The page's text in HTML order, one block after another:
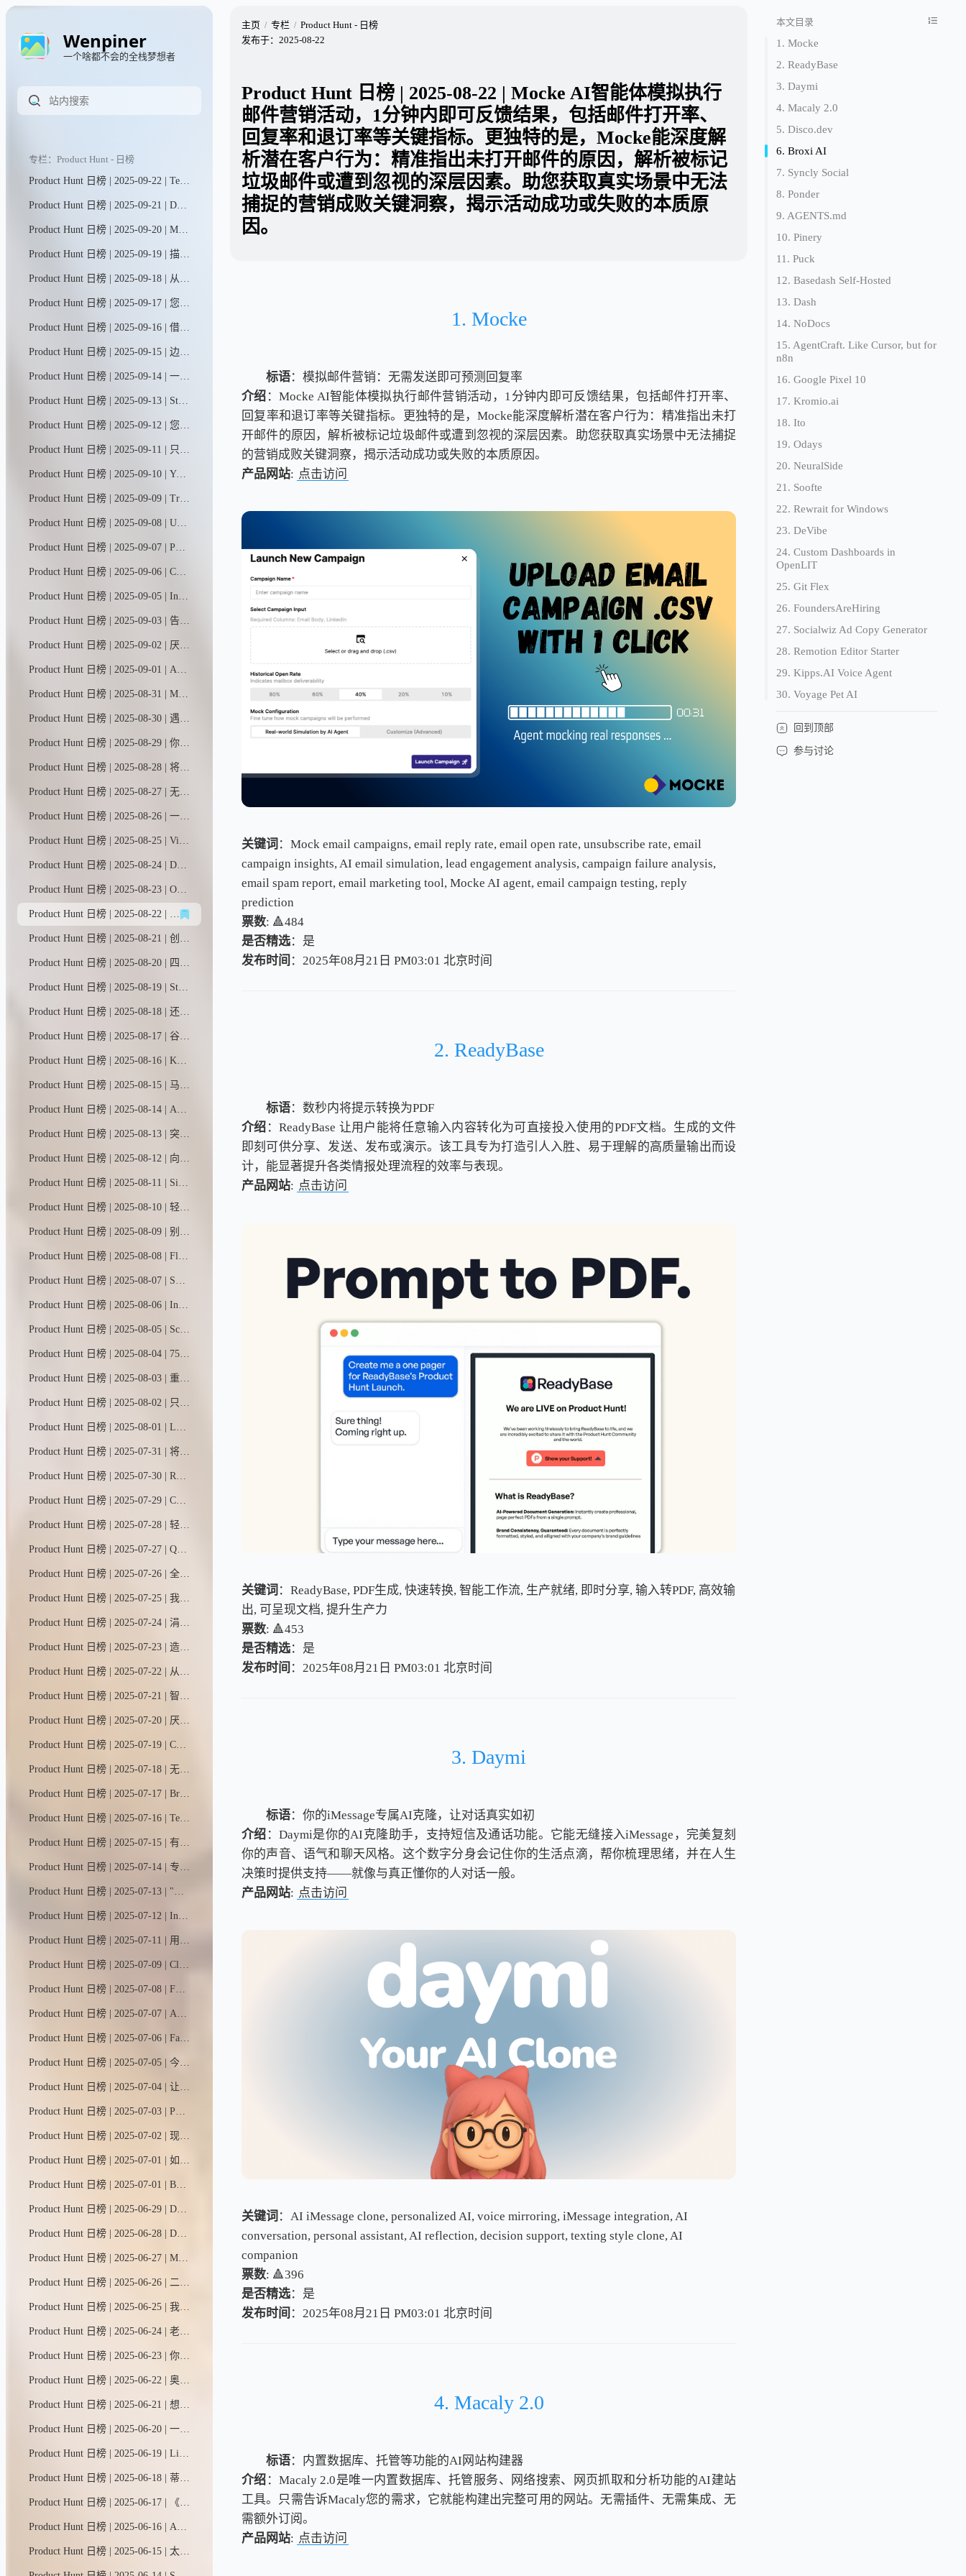
Wenpiner
一个啥都不会的全栈梦想者
专栏：Product Hunt - 日榜
Product Hunt 日榜 | 2025-09-22 | Teable让您的数据即刻转化为行动。无论是客户信息、发票记录，还是批量营销图文生成，所有数据处理工作都变得前所未有的简单高效。
Product Hunt 日榜 | 2025-09-21 | Dart现已将AI聊天与智能代理融合，打造出独具一格的项目管理工具。只需与AI对话，即可轻松完成项目 brainstorming、规划与进度追踪。您还能部署专业化甚至定制化的智能代理，让它们高效执行任何已规划的工作任务。
Product Hunt 日榜 | 2025-09-20 | MagicLight助您轻松将任意脚本转化为电影级故事视频——仅需几分钟。无论是制作YouTube内容、儿童故事、广告还是品牌宣传片，MagicLight作为智能故事视频助手，让叙事创作变得毫不费力。
Product Hunt 日榜 | 2025-09-19 | 描述您的活动，即刻获得精美的报名页面、邀请函等更多内容。通过直观的编辑工具调整细节，AI将为您完成繁重工作。特别适合渴望举办专业活动却不愿在各种工具间来回切换的个人与团队。
Product Hunt 日榜 | 2025-09-18 | 从网站实时抓取真实数据并导入Univers（我们的电子表格引擎，在GitHub上已获得27.5k星标！）。在这里，您可以提问、通过交互式表格和图表进行可视化分析，还能进行数据切片、多维筛选及导出——所有操作一站式完成。
Product Hunt 日榜 | 2025-09-17 | 您的Next Store专为渴望打造并运营现代化、高性能在线商店的创业者、品牌主及代理商而生。它摆脱了Shopify等平台繁冗的插件束缚与功能限制，为追求极致速度与高度适应性的您量身定制。
Product Hunt 日榜 | 2025-09-16 | 借助Blocks，任何人都能在几分钟内构建智能工作应用和AI智能体。它们不仅能管理工作流程，更能切实推进任务完成。我们的AI构建助手Ella将自然语言转化为应用与智能体，将应用构建与智能体开发双平台合二为一，打造出功能强大的统一工作平台。
Product Hunt 日榜 | 2025-09-15 | 边做边说；Guidde将你的点击与口述转化为精炼的分步指南，并配以AI语音，无需脚本，无需重录。
Product Hunt 日榜 | 2025-09-14 | 一个展示设备端机器学习和生成式人工智能应用案例的画廊，让人们能够在本地试用和使用模型。
Product Hunt 日榜 | 2025-09-13 | Stash MCP服务器让Cursor、Claude和Copilot等AI助手能够直接访问团队的实时工作内容（代码、文档、任务），无需反复提示即可解决问题。只需说"请处理我分配的编号为…的任务"——一句话就够了。
Product Hunt 日榜 | 2025-09-12 | 您的核心代码、云及运行时安全平台。借助AI自动修复与自动分诊功能，智能修补漏洞。误报率降低85%。安全是每个人的责任。让安全防护自动完成，使开发者回归创造本身。
Product Hunt 日榜 | 2025-09-11 | 只需几分钟即可创建并上线新店铺，在AI智能团队的全程支持下轻松启航——从店铺搭建、设计到正式运营，您的专属AI助手将提供全方位支持。我们负责营销自动化与活动策划，让您专注核心销售业务。
Product Hunt 日榜 | 2025-09-10 | YouMind助您轻松开启创作之旅，从捕捉灵感到打磨文章、播客、视频等作品。通过YouMind，每个人都能将好奇心转化为精彩创作。
Product Hunt 日榜 | 2025-09-09 | Tripo是一款生成式AI模型，可将文本或图像转化为可直接投入生产的3D素材。基于数百亿参数构建的Tripo 3.0版本，能够生成更锐利的几何结构、更整洁的拓扑布局和更丰富的纹理细节，最终呈现更高质量的3D成果。
Product Hunt 日榜 | 2025-09-08 | Uxia让各种规模的设计和产品团队都能轻松开展用户测试。传统工具速度慢、成本高且往往不够准确。Uxia运用人工智能和虚拟用户技术，快速提供可靠洞察，助力实现更敏捷高效的产品开发。
Product Hunt 日榜 | 2025-09-07 | PhotoFox AI只需一张产品照片，即可生成完整营销素材——影棚级平面图片、抓眼球短视频、即用型广告模板。几分钟内获得100+品牌专属素材，成本仅为传统拍摄的零头。
Product Hunt 日榜 | 2025-09-06 | CapCut AI智能剪辑工具——您的智能剪辑助手，支持镜头捕捉与指令驱动创作。从自动剪辑到虚拟形象生成，从智能片段切割到素材创作，CapCut以AI之力重塑剪辑体验：操作简单、功能强大、智能高效。
Product Hunt 日榜 | 2025-09-05 | Incerto是一款专为数据库设计的AI原生Copilot助手。它通过情境感知代理技术，将自然语言指令转化为各类任务——无论是编写查询语句、调整数据架构，还是迁移数据，都能将开发效率提升十倍，同时减少90%的人工操作负担。
Product Hunt 日榜 | 2025-09-03 | 告别繁琐记账。Receiptor AI智能追踪所有历史与当前收据，依托上下文精准提取数据，自动归类支出明细，并无缝同步至Xero/QBO财务系统。通过人工智能轻松创建规则、高效管理票据档案。节省时间，优化税务抵扣，持续保持财税合规。
Product Hunt 日榜 | 2025-09-02 | 厌倦了那些缺乏真正自主性的工作流自动化平台？受够了需要自己搭建基础设施的智能体框架？或是那些过于死板、功能基础的智能体构建工具？xpander.ai智能体平台为您提供AI智能体开发与运维的一站式解决方案。
Product Hunt 日榜 | 2025-09-01 | A01是你的专属新闻助手，帮你追踪所有关心的话题。只需告诉它你想关注的内容，它就会为你带来最新资讯。
Product Hunt 日榜 | 2025-08-31 | Motion以高清画质捕捉屏幕动态，平滑处理鼠标移动轨迹，添加局部放大特效，让您全面掌控视觉呈现。只需轻点几下，原始素材即刻升级为专业级精制视频——无论是分享展示、产品演示还是营销推广，皆能完美胜任。
Product Hunt 日榜 | 2025-08-30 | 遇见Surf——一款专业AI助手，将加密市场的纷杂信息转化为行动指南。整合实时社群情绪与链上数据，打造研究与执行的一体化平台。用通俗易懂的 sourced 行业洞察，助您轻松理解RWA（现实世界资产）和稳定币等概念。
Product Hunt 日榜 | 2025-08-29 | 你可能身兼数职：既是CEO，又当营销专员、销售员、会计和客服…现在，让Marblism的AI员工团队为你分忧——全面接管邮件处理、社交媒体运营、潜在客户开发、搜索引擎优化、电话接听及客户支持。
Product Hunt 日榜 | 2025-08-28 | 将非技术性反馈和错误报告在数秒内转化为现成代码。Webvizio自动捕捉产品反馈，收集所有技术数据，并通过Cursor、Windsurf等AI编程工具帮助团队快速解决开发任务。
Product Hunt 日榜 | 2025-08-27 | 无缝支付体验，助力SaaS业务 🤝 全球伙伴轻松分账 🌍 支持80+种货币、100+国家/地区及稳定币结算 🤖 智能AI助手深度解析业务数据 💳 订阅制与一次性支付兼享，税务自动化省心无忧
Product Hunt 日榜 | 2025-08-26 | 一款工作流自动化平台，可将任务精准分配给人类员工或AI代理。通过整合Slack、Jira和Notion等工具，Trace能够解构现有工作流程，识别自动化契机，并将AI代理嵌入重复性任务中执行。
Product Hunt 日榜 | 2025-08-25 | VibeFlow能将您的指令转化为全栈网络应用，通过类似n8n的可视化工作流构建后端逻辑，让您能够随着创意的演进直观查看、编辑并扩展应用程序架构。
Product Hunt 日榜 | 2025-08-24 | Deforge让AI智能体开发变得极其简单。我们的可视化平台将复杂工作流浓缩为单一节点，任何人都能通过填写表单快速部署智能体。
Product Hunt 日榜 | 2025-08-23 | Omnara让Claude Code摆脱终端束缚。先在本地编写代码，随后即可在网页端或移动端无缝续写。设备切换丝滑流畅，工作进度实时同步。当智能代理需要您介入时，推送即时抵达，一键即可审批变更。SDK兼容所有AI代理系统，开启全平台编程新体验。
Product Hunt 日榜 | 2025-08-22 | Mocke AI智能体模拟执行邮件营销活动，1分钟内即可反馈结果，包括邮件打开率、回复率和退订率等关键指标。更独特的是，Mocke能深度解析潜在客户行为：精准指出未打开邮件的原因，解析被标记垃圾邮件或遭到忽视的深层因素。助您获取真实场景中无法捕捉的营销成败关键洞察，揭示活动成功或失败的本质原因。
Product Hunt 日榜 | 2025-08-21 | 创建你自己的发布保护机制，用简单英语标记或阻止团队代码更改，让你立即知晓一切是否按计划进行或违反规则。
Product Hunt 日榜 | 2025-08-20 | 四月是一款语音AI行政助手，可免提管理您的邮件和日程。专为需要行政助理的大忙人设计。只需动动嘴，就能让四月帮您重新安排会议、删除垃圾邮件并回复重要邮件。
Product Hunt 日榜 | 2025-08-19 | Stormy是一款专为网红营销打造的AI助手。只需提供简要需求和预算，它就能从公开数据中筛选出合适的YouTube/TikTok创作者，精准匹配评分，自动撰写个性化邀约文案，通过私信/邮件触达，实时追踪回复动态，并协助完成谈判签约——为您提供从对接到成交的全流程极速服务。
Product Hunt 日榜 | 2025-08-18 | 还在被竞争对手甩在身后吗？HeadsUp是首款能主动预警竞品动态并助您快速应对的AI助手。实时洞悉市场变化，即刻触发行动警报。60秒极速部署，全自动智能护航。
Product Hunt 日榜 | 2025-08-17 | 谷歌航班新推出了一款名为"航班特惠"的AI工具，专为行程灵活的旅行者打造。只需用自然语言描述你的理想旅程，比如"今年冬天来趟滑雪之旅"，它就能为你找到最划算的机票和最佳目的地。
Product Hunt 日榜 | 2025-08-16 | Kuse能将杂乱输入转化为条理分明的交付成果，所有操作都在一个可视化画布上完成——你的创作上下文一目了然，随时可编辑，还能重复利用。输入一团乱麻，输出智慧结晶。
Product Hunt 日榜 | 2025-08-15 | 马卡龙是一款让你一见如故的私人AI。它比朋友更懂你的喜好、经历和愿望，还能瞬间调出定制化小程序，让每次对话都甜度满分。
Product Hunt 日榜 | 2025-08-14 | Autumn让AI初创企业仅需3次API调用即可实现用量计价与管控。基于Stripe构建，一站式管理订阅、用量和访问权限。无需配置Webhook或后端逻辑，特别适合开发大语言模型和图像应用的早期团队。
Product Hunt 日榜 | 2025-08-13 | 突破大脑的极限。与你阅读、观看、聆听或记录的所有内容展开对话。随时随地添加资料，或导入数千个视频、播客等内容——全部自动归档至你的智能知识库。让记忆成为永恒可检索的宝藏。
Product Hunt 日榜 | 2025-08-12 | 向各路传奇人物学习任意主题的大师课，课程阵容包括保罗·格雷厄姆、埃隆·马斯克、陶哲轩、安德烈·卡帕西、摩根·豪塞尔、比尔·阿克曼和马克·安德森。观看他们实时共享屏幕，为你讲授自选课题的深度课程。
Product Hunt 日榜 | 2025-08-11 | Simular Pro是一款专为macOS打造的生产级电脑助手，能够像真人一样可靠地自动化处理复杂的桌面任务。
Product Hunt 日榜 | 2025-08-10 | 轻松隐藏网页上的敏感信息，如文字、图片、表单等内容。
Product Hunt 日榜 | 2025-08-09 | 别再浪费时间和金钱选错课程了。CourseCorrect能根据你的水平、经验和技能，全网智能匹配最适合的课程。还能获取就业市场需求、薪资涨幅等深度分析，告诉你哪些技能才能真正推动职业发展。
Product Hunt 日榜 | 2025-08-08 | Floot让非技术人员和创业者也能轻松打造真正可用的专业级网页应用。它设计得极其简单易用又功能强大。整套技术栈（后端、数据库、托管等）都已内置集成，从此你可以毫无障碍地实现自己的创意构想。
Product Hunt 日榜 | 2025-08-07 | SpeedVitals RUM助您实时监测真实用户性能（核心网页指标）与网站分析数据。作为谷歌分析的替代方案，它采用隐私优先设计，全程无需使用追踪Cookie。
Product Hunt 日榜 | 2025-08-06 | Indy AI颠覆了自由职业者的接单方式。它直连你的领英和X账号，扫描你的人脉网络，在你的Contra动态中推送熟人商机。告别求职平台。无需硬推销。只推荐来自既有关系的真实机会。
Product Hunt 日榜 | 2025-08-05 | SciSpace智能助手，您的科研搭档，集成了数百种学术工具与数据库于一体。只需简单指令，它便能阅读文献、分析数据、撰写论文，助您节省90%研究时间，让您从假设到发现的科研之路快人一步。
Product Hunt 日榜 | 2025-08-04 | 75%的网站未能通过核心网页指标测评。快检查你的网站排名是否被加载更快的竞争对手超越。数据源自Chrome用户体验报告的真实用户数据。
Product Hunt 日榜 | 2025-08-03 | 重视用户信任的现代SaaS团队专属——隐私友好型网站数据分析+仪表盘
Product Hunt 日榜 | 2025-08-02 | 只需一张照片，即可生成温馨逼真的产品展示图。X-Design助力小商家一键升级普通照片，轻松打造风格化场景——无论是温馨卧室、波西米亚风客厅，还是手持产品特写。功能涵盖修图美化、尺寸调整、智能抠图等全套工具。
Product Hunt 日榜 | 2025-08-01 | Launch只需一个指令就能构建完整产品——涵盖前端、后端、内置数据库和实时集成。无需Supabase，无需Zapier。遇到难题时，真人工程师将协助调试并交付成果。从构想到上线仅需数分钟，全程提供值得信赖的技术支持。
Product Hunt 日榜 | 2025-07-31 | 将你的安卓手机变成AI游乐场。DroidRun让你能在原生移动应用中创建并控制自主智能体，是测试、自动化和实验的完美工具。百分百开源，即将支持云端部署。
Product Hunt 日榜 | 2025-07-30 | RunLLM基于加州大学伯克利分校十年研究成果打造，能通过分析日志、代码和文档解决复杂技术支持问题。该工具可节省30%以上工程师时间，平均故障修复时长缩短50%，工单拦截率高达99%。Databricks、Sourcegraph和Corelight等企业已投入使用——立即免费试用您的专属版本。
Product Hunt 日榜 | 2025-07-29 | CopyCat是一款无需编程的浏览器自动化搭建平台。通过其可视化编辑器，您只需将AI指令与可靠的步骤化操作相结合，即可实现各类网页任务的自动化处理。
Product Hunt 日榜 | 2025-07-28 | 轻松通过对话生成并优化高转化率的产品视觉内容。HuHu AI智能助手化身您的专属搭档，为网店打造所需一切。✅ 一张照片，全场景内容。✅ 链接一键焕新。✅ 触达更广客群。
Product Hunt 日榜 | 2025-07-27 | Quicko Pro是一款以AI为核心的专业咨询平台，助力从业者轻松开展线上业务。它提供可定制的门户界面、无缝支付集成和实时数据分析功能，既能简化运营流程，又能提升客户互动体验。
Product Hunt 日榜 | 2025-07-26 | 全球首款大型视觉记忆模型震撼问世——这款AI能像ChatGPT处理文字一样，观看并记忆视频内容。上传至Memories.ai平台后，您可随时搜索画面细节或提出相关问题。
Product Hunt 日榜 | 2025-07-25 | 我们都可能需要一些心理支持。我曾用过Ash，凌晨两点被它的贴心程度震撼到了。它能记住我们的对话，甚至还会提出质疑，给出超有启发的见解。人工智能反而让我们更有人情味，这感觉太奇妙了不是吗？
Product Hunt 日榜 | 2025-07-24 | 涓流魔法画布——全球首款智能协作画布，让你与AI直观共创，轻松打造可直接上线的应用与网站。这个可视化空间专为情境工程设计，智能体能更精准理解你的意图，构建多页面应用程序。
Product Hunt 日榜 | 2025-07-23 | 造你所想，共享灵感，人人皆可参与。YouWare是一个活力四射的编程社区，搭载智能工具。加入10万+创作者与30万+项目，激发创意火花，收获宝贵建议。灵感枯竭？快来围观这些社区大神作品！
Product Hunt 日榜 | 2025-07-22 | 从线索挖掘到客户培育再到个性化触达，Jeeva全流程包办，让您专注成交而非追逐。全新2.0版本能智能分类收件箱、实时生成通话预案、自动管理后续跟进，甚至为您完成会议纪要。
Product Hunt 日榜 | 2025-07-21 | 智能清单 随手即达。用语音或拍照就能瞬间生成AI待办清单，轻松追踪每日每周每月事务。
Product Hunt 日榜 | 2025-07-20 | 厌倦了无休止的刷屏？Barrier应用将屏幕使用时间限制为每次10分钟，然后自动锁住让人分心的应用。想解锁？得等30秒...正好让你冷静思考是否值得。这款免费工具操作简单，用户反馈屏幕使用时间平均减少70%。放下手机，重拾生活。
Product Hunt 日榜 | 2025-07-19 | ChatGPT现在能自主思考并行动，主动调用智能工具箱中的技能，在电脑上为你完成任务。
Product Hunt 日榜 | 2025-07-18 | 无标题UI React是全球最大的开源React组件库，基于Tailwind CSS与React Aria构建。它囊括了设计开发现代用户界面所需的一切元素，助你省去数月设计开发周期。只需复制、粘贴，即可快速构建。
Product Hunt 日榜 | 2025-07-17 | Brain MAX是ClickUp推出的原生桌面应用，专治AI工具泛滥症，让工作效率飙升。每月仅需9美元，即可畅享所有AI模型（含高级推理模型），还能体验语音转文字、跨应用AI联动、智能任务处理等强大功能。
Product Hunt 日榜 | 2025-07-16 | TestSprite 2.0是您编程助手的最佳拍档。全新智能代码处理器能解析需求规格、验证AI生成代码、执行测试并提供修复建议——当您的智能助手编写代码时，我们确保其正确运行。
Product Hunt 日榜 | 2025-07-15 | 有创意、剧本、节奏点或心仪角色？OpenArt一键帮你打造视觉故事——动态、音乐、剧情线全包圆。
Product Hunt 日榜 | 2025-07-14 | 专业AI模拟面试，实时反馈与简历精准匹配，助你斩获心仪职位。基于STAR法则打造200+真实考题库，支持7种语言练习。设计师专为设计师打造。
Product Hunt 日榜 | 2025-07-13 | "语音流动"是谷歌AI视频创作工具Flow的一项全新实验性功能。该功能由Veo 3驱动，允许用户为单张初始图片生成的视频添加定制化AI语音，通过对话让静态画面生动起来。
Product Hunt 日榜 | 2025-07-12 | Intervo是一款开源平台，专为打造智能电话、语音及聊天AI助手而设计。它能突破ChatBase和Retell.AI等封闭平台的局限，即时帮助客户筛选潜在商机、处理技术支持，还能实现更多强大功能！
Product Hunt 日榜 | 2025-07-11 | 用AI将简历一键生成Notion风格个人网站——无需编程与设计基础。HelloCV AI助你脱颖而出，展示作品集，秒速斩获面试机会。专属简历域名免费托管，打造你的职业名片。
Product Hunt 日榜 | 2025-07-09 | Clueso是打造惊艳产品视频的最快最简单方式。它能将原始屏幕录像在几分钟内转化为影棚级视频和分步教程文章，无需任何剪辑或设计技能。
Product Hunt 日榜 | 2025-07-08 | Forge是连接并运行跨供应商AI模型的快速安全方案——告别工具碎片化和基础设施困扰。仅需三行代码即可切换。兼容OpenAI。隐私至上。
Product Hunt 日榜 | 2025-07-07 | AI提示词工程工作台，配备强大分析工具，用于设计、测试及系统化评估提示词效果。
Product Hunt 日榜 | 2025-07-06 | FastMoss是首屈一指的TikTok数据分析平台，致力于为TikTok品牌和内容创作者提供可操作的洞察力，助力他们在充满活力的社交电商领域取得成功。
Product Hunt 日榜 | 2025-07-05 | 今日心灵助手是你专属的情绪管理AI伙伴。它能随时随记录心情变化、发现情绪规律，并提供科学有效的调节方法。
Product Hunt 日榜 | 2025-07-04 | 让#AutoCoder搭建网站 = 前端+后端+数据库 无需Supabase！
Product Hunt 日榜 | 2025-07-03 | Portia助您快速部署生产级AI智能体。它提供即插即用工具集成、声明式规划与统一认证框架，让您能在API和网页端安全可靠地部署智能体，同时保持全程人工监督与控制。
Product Hunt 日榜 | 2025-07-02 | 现在，你可以在网页端和移动端使用Cursor智能助手了。就像IDE里那位与你默契协作的老搭档一样，这些跨平台助手同样能编写代码、解答复杂问题，并为你搭建项目框架。
Product Hunt 日榜 | 2025-07-01 | 如果能在任何应用、任何标签页上实现类似Figma的协作体验会怎样？Tabl就是专为高效工作打造的第二浏览器。
Product Hunt 日榜 | 2025-07-01 | Byterover是专为AI编程助手打造的智能记忆增强层——它能跨项目和团队创建、调用并管理那些充满灵感的编码最佳实践。现在只需通过Cursor、Windsurf等AI集成开发环境安装插件，即刻开启高效编程之旅。
Product Hunt 日榜 | 2025-06-29 | DeskMinder是一款简洁高效的macOS桌面提醒工具，专为需要醒目提示的注意力缺陷人群设计，让待办事项一目了然。
Product Hunt 日榜 | 2025-06-28 | Dyad 是一款免费、本地化、开源的氛围编程工具。它可作为v0、Lovable和Bolt的替代品，但不受平台束缚或功能限制——你可以自由选用任何AI模型（包括免费的Gemini和OpenRouter模型）！立即免费下载：支持Windows和Mac双平台运行。
Product Hunt 日榜 | 2025-06-27 | Mysite.ai助您两分钟内轻松建站：自动生成网站内容、智能捕获潜在客户。告别模板拖拽的繁琐操作，只需回答几个简单问题即可一键上线。现在免费试用，无需注册。
Product Hunt 日榜 | 2025-06-26 | 二十是一款现代开源CRM系统，作为Salesforce的替代方案，它完全可定制、价格亲民，并由社区力量驱动。
Product Hunt 日榜 | 2025-06-25 | 我们帮你整合所有社交平台的人际关系。Pally会深度分析每位联系人的网络足迹，助你：高效筹备会面、轻松维系人脉、快速检索社交圈，解锁更多社交智慧。
Product Hunt 日榜 | 2025-06-24 | 老板模式为你配备了一支全AI团队——CEO、设计师、开发者、营销专员和文案写手。他们能在几分钟内打造你的品牌、撰写文案、设计并搭建网站，还能全天候托管、监测并推动业务增长。
Product Hunt 日榜 | 2025-06-23 | 你的自拍值得更闪耀。一键将照片转化为风格化AI艺术——吉卜力、皮克斯、大理石纹、GTA游戏风、Funko潮玩等多样风格。无需注册，极速生成，完全免费。或许这就是你的新头像。立即体验 → https://magichour.ai/products/ai-selfie-generator
Product Hunt 日榜 | 2025-06-22 | 奥克利Meta智能眼镜是Meta与奥克利联手打造的全新智能穿戴品类。解放双手即可拍摄视频，开放式耳塞带来沉浸音乐体验，Meta AI助手随时提供实时解答。7月11日开启预售。
Product Hunt 日榜 | 2025-06-21 | 想象一个能替你完成电脑工作的智能助手——从自动化任务到网络调研，再到生成交付成果。只需用简单自然的语言输入需求，ComputerX就能将你的指令转化为实际行动。
Product Hunt 日榜 | 2025-06-20 | 一站式构建关系型数据库，轻松管理数据并驱动全栈商业应用。从零开始创建、导入CSV文件或直接使用现成模板快速启动。
Product Hunt 日榜 | 2025-06-19 | Liveblocks为您提供现成功能，如AI协作者、评论系统和多人协同编辑，让产品更具吸引力，助力业务增长。
Product Hunt 日榜 | 2025-06-18 | 蒂拉是一款可视化AI工作台，专为打造复杂多模态项目而生。在这里，您可以一站式调用GPT-4、DALL·E、Kling、Luma等顶尖AI模型。无需频繁切换标签页，单窗口即可完成创作、编程、搜索与设计全流程。
Product Hunt 日榜 | 2025-06-17 | 《产品实景》是一个精选视频库，收录了iOS平台上最出色的应用和交互设计。你可以按名称、类别、模式等多种方式搜索。逐帧细览精彩片段，结识背后的设计大师。最重要的是：发现并下载这些优秀应用。
Product Hunt 日榜 | 2025-06-16 | AI整合精选金融与社交数据，助您洞察股市。轻轻一滑发现机会，点按之间深入调研。
Product Hunt 日榜 | 2025-06-15 | 太阳照常升起，你也能！用Sun打造更好的习惯。追踪连续记录，设定个性化目标，借助详细数据和提醒保持自律。简约设计，强大功能。免费开启，随时升级——卓越不是一种行为，而是一种习惯。-亚里士多德
主页 专栏
Product Hunt - 日榜
发布于： 2025-08-22
Product Hunt 日榜 | 2025-08-22 | Mocke AI智能体模拟执行
邮件营销活动，1分钟内即可反馈结果，包括邮件打开率、
回复率和退订率等关键指标。更独特的是，Mocke能深度解
析潜在客户行为：精准指出未打开邮件的原因，解析被标记
垃圾邮件或遭到忽视的深层因素。助您获取真实场景中无法
捕捉的营销成败关键洞察，揭示活动成功或失败的本质原
因。
1. Mocke
标语：模拟邮件营销：无需发送即可预测回复率
介绍 ：Mocke AI智能体模拟执行邮件营销活动，1分钟内即可反馈结果，包括邮件打开率、
回复率和退订率等关键指标。更独特的是，Mocke能深度解析潜在客户行为：精准指出未打
开邮件的原因，解析被标记垃圾邮件或遭到忽视的深层因素。助您获取真实场景中无法捕捉
的营销成败关键洞察，揭示活动成功或失败的本质原因。
产品网站: 点击访问
关键词 ：Mock email campaigns, email reply rate, email open rate, unsubscribe rate, email
campaign insights, AI email simulation, lead engagement analysis, campaign failure analysis,
email spam report, email marketing tool, Mocke AI agent, email campaign testing, reply
prediction
票数: 🔺484
是否精选：是
发布时间 ：2025年08月21日 PM03:01 北京时间
北京时间
2. ReadyBase
标语：数秒内将提示转换为PDF
介绍 ：ReadyBase 让用户能将任意输入内容转化为可直接投入使用的PDF文档。生成的文件
即刻可供分享、发送、发布或演示。该工具专为打造引人入胜、易于理解的高质量输出而设
计，能显著提升各类情报处理流程的效率与表现。
产品网站: 点击访问
关键词 ：ReadyBase, PDF生成, 快速转换, 智能工作流, 生产就绪, 即时分享, 输入转PDF, 高效输
出, 可呈现文档, 提升生产力
票数: 🔺453
是否精选：是
发布时间 ：2025年08月21日 PM03:01 北京时间
北京时间
3. Daymi
标语：你的iMessage专属AI克隆，让对话真实如初
介绍 ：Daymi是你的AI克隆助手，支持短信及通话功能。它能无缝接入iMessage，完美复刻
你的声音、语气和聊天风格。这个数字分身会记住你的生活点滴，帮你梳理思绪，并在人生
决策时提供支持——就像与真正懂你的人对话一般。
产品网站: 点击访问
关键词 ：AI iMessage clone, personalized AI, voice mirroring, iMessage integration, AI
conversation, personal assistant, AI reflection, decision support, texting style clone, AI
companion
票数: 🔺396
是否精选：是
发布时间 ：2025年08月21日 PM03:01 北京时间
北京时间
4. Macaly 2.0
标语：内置数据库、托管等功能的AI网站构建器
介绍 ：Macaly 2.0是唯一内置数据库、托管服务、网络搜索、网页抓取和分析功能的AI建站
工具。只需告诉Macaly您的需求，它就能构建出完整可用的网站。无需插件、无需集成、无
需额外订阅。
产品网站: 点击访问
本文目录
1. Mocke
2. ReadyBase
3. Daymi
4. Macaly 2.0
5. Disco.dev
6. Broxi AI
7. Syncly Social
8. Ponder
9. AGENTS.md
10. Pinery
11. Puck
12. Basedash Self-Hosted
13. Dash
14. NoDocs
15. AgentCraft. Like Cursor, but for
n8n
16. Google Pixel 10
17. Kromio.ai
18. Ito
19. Odays
20. NeuralSide
21. Soofte
22. Rewrait for Windows
23. DeVibe
24. Custom Dashboards in
OpenLIT
25. Git Flex
26. FoundersAreHiring
27. Socialwiz Ad Copy Generator
28. Remotion Editor Starter
29. Kipps.AI Voice Agent
30. Voyage Pet AI
回到顶部
参与讨论